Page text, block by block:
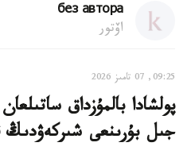
без автора
اۆتور
09:25, 07 تامىز 2026
جىل بۇرىنعى شىركەۋدىڭ